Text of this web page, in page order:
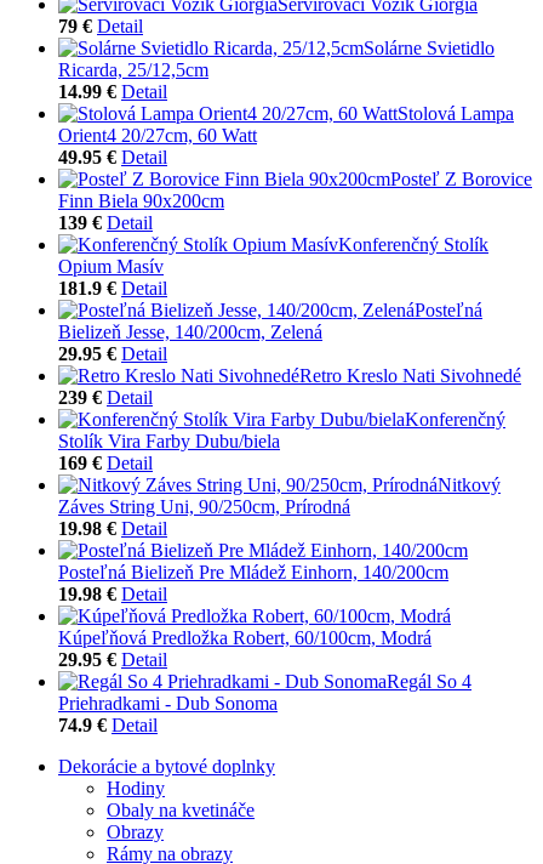
79 € Detail
Solárne Svietidlo
Ricarda, 25/12,5cm
14.99 € Detail
Stolová Lampa
Orient4 20/27cm, 60 Watt
49.95 € Detail
Posteľ Z Borovice
Finn Biela 90x200cm
139 € Detail
Konferenčný Stolík
Opium Masív
181.9 € Detail
Posteľná
Bielizeň Jesse, 140/200cm, Zelená
29.95 € Detail
Retro Kreslo Nati Sivohnedé
239 € Detail
Konferenčný
Stolík Vira Farby Dubu/biela
169 € Detail
Nitkový
Záves String Uni, 90/250cm, Prírodná
19.98 € Detail
Posteľná Bielizeň Pre Mládež Einhorn, 140/200cm
19.98 € Detail
Kúpeľňová Predložka Robert, 60/100cm, Modrá
29.95 € Detail
Regál So 4
Priehradkami - Dub Sonoma
74.9 € Detail
Dekorácie a bytové doplnky
Hodiny
Obaly na kvetináče
Obrazy
Rámy na obrazy